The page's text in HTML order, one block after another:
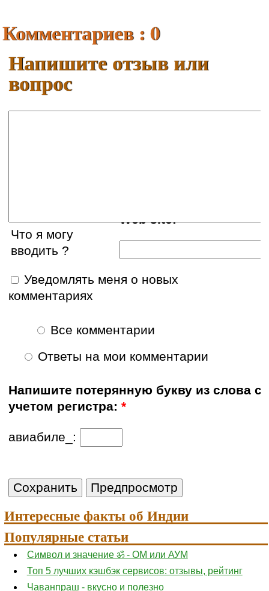
Комментариев : 0
Напишите отзыв или
вопрос
Web site:
Что я могу
вводить ?
Уведомлять меня о новых
комментариях
Все комментарии
Ответы на мои комментарии
Напишите потерянную букву из слова с
учетом регистра:*
авиабиле_:
Интересные факты об Индии
Популярные статьи
Символ и значение ॐ - ОМ или АУМ
Топ 5 лучших кэшбэк сервисов: отзывы, рейтинг
Чаванпраш - вкусно и полезно